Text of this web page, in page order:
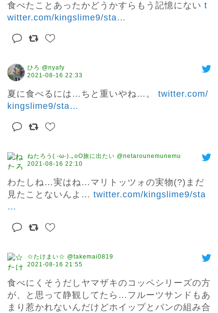
食べたことあったかどうかすらもう記憶にない t
witter.com/kingslime9/sta…
ひろ @nyafy
2021-08-16 22:33
夏に食べるには…ちと重いやね…。 twitter.com/
kingslime9/sta…
ねたろう( -ω-).｡oO旅に出たい @netarounemunemu
2021-08-16 22:10
わたしね…実はね…マリトッツォの実物(?)まだ
見たことないんよ… twitter.com/kingslime9/sta
…
☆たけまい☆ @takemai0819
2021-08-16 21:55
食べにくそうだしヤマザキのコッペシリーズの方
が、と思って静観してたら…フルーツサンドもあ
まり惹かれないんだけどホイップとパンの組み合